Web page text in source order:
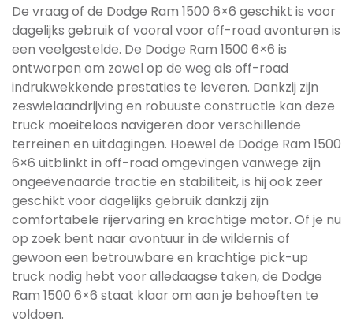
De vraag of de Dodge Ram 1500 6×6 geschikt is voor
dagelijks gebruik of vooral voor off-road avonturen is
een veelgestelde. De Dodge Ram 1500 6×6 is
ontworpen om zowel op de weg als off-road
indrukwekkende prestaties te leveren. Dankzij zijn
zeswielaandrijving en robuuste constructie kan deze
truck moeiteloos navigeren door verschillende
terreinen en uitdagingen. Hoewel de Dodge Ram 1500
6×6 uitblinkt in off-road omgevingen vanwege zijn
ongeëvenaarde tractie en stabiliteit, is hij ook zeer
geschikt voor dagelijks gebruik dankzij zijn
comfortabele rijervaring en krachtige motor. Of je nu
op zoek bent naar avontuur in de wildernis of
gewoon een betrouwbare en krachtige pick-up
truck nodig hebt voor alledaagse taken, de Dodge
Ram 1500 6×6 staat klaar om aan je behoeften te
voldoen.